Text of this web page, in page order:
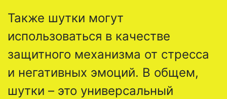
Также шутки могут
использоваться в качестве
защитного механизма от стресса
и негативных эмоций. В общем,
шутки – это универсальный